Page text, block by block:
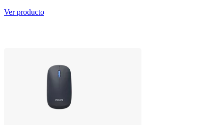
Ver producto